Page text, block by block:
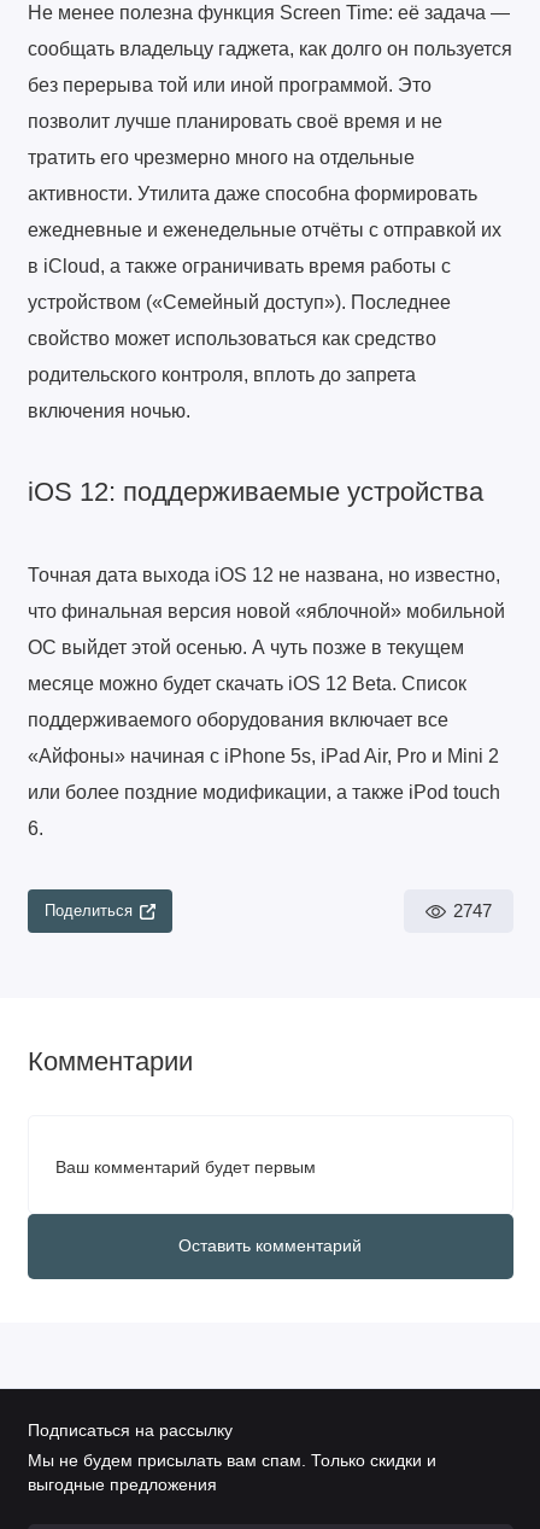
Не менее полезна функция Screen Time: её задача —
сообщать владельцу гаджета, как долго он пользуется
без перерыва той или иной программой. Это
позволит лучше планировать своё время и не
тратить его чрезмерно много на отдельные
активности. Утилита даже способна формировать
ежедневные и еженедельные отчёты с отправкой их
в iCloud, а также ограничивать время работы с
устройством («Семейный доступ»). Последнее
свойство может использоваться как средство
родительского контроля, вплоть до запрета
включения ночью.
iOS 12: поддерживаемые устройства
Точная дата выхода iOS 12 не названа, но известно,
что финальная версия новой «яблочной» мобильной
ОС выйдет этой осенью. А чуть позже в текущем
месяце можно будет скачать iOS 12 Beta. Список
поддерживаемого оборудования включает все
«Айфоны» начиная с iPhone 5s, iPad Air, Pro и Mini 2
или более поздние модификации, а также iPod touch
6.
Поделиться 2747
Комментарии
Ваш комментарий будет первым
Оставить комментарий
Подписаться на рассылку
Мы не будем присылать вам спам. Только скидки и
выгодные предложения